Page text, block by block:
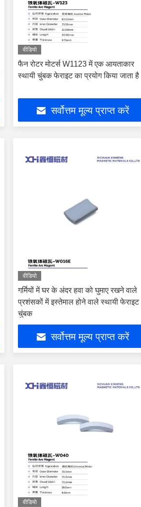
वीडियो
फैन रोटर मोटर्स W1123 में एक आयताकार
स्थायी चुंबक फेराइट का प्रयोग किया जाता है
सर्वोत्तम मूल्य प्राप्त करें
वीडियो
गर्मियों में घर के अंदर हवा को घुमाए रखने वाले
प्रशंसकों में इस्तेमाल होने वाले स्थायी फेराइट
चुंबक
सर्वोत्तम मूल्य प्राप्त करें
वीडियो